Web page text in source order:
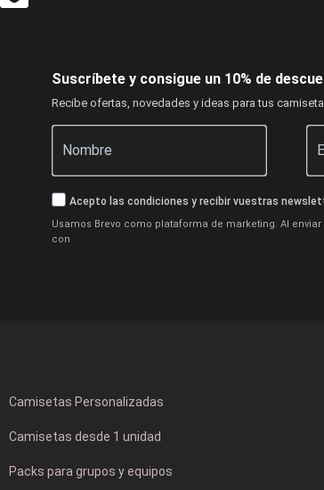
Suscríbete y consigue un 10% de
Recibe ofertas, novedades y ideas para tus
Acepto las condiciones y recibir vuestras
Usamos Brevo como plataforma de marketing. Al
con
Camisetas Personalizadas
Camisetas desde 1 unidad
Packs para grupos y equipos